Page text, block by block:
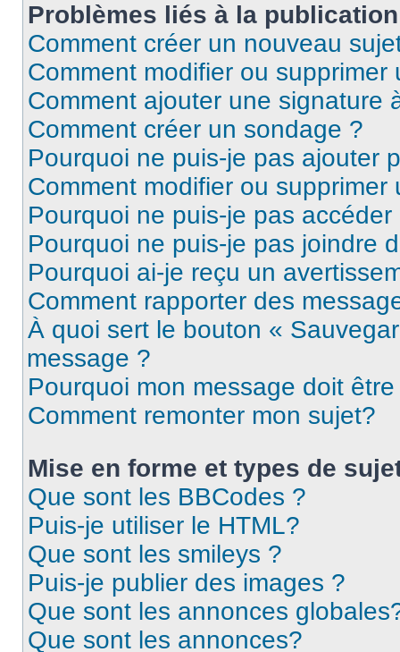
Problèmes liés à la
Comment créer un nouveau
Comment modifier ou supprimer
Comment ajouter une signature
Comment créer un sondage ?
Pourquoi ne puis-je pas ajouter
Comment modifier ou supprimer
Pourquoi ne puis-je pas
Pourquoi ne puis-je pas joindre
Pourquoi ai-je reçu un
Comment rapporter des
À quoi sert le bouton «
message ?
Pourquoi mon message doit
Comment remonter mon sujet?
Mise en forme et types de
Que sont les BBCodes ?
Puis-je utiliser le HTML?
Que sont les smileys ?
Puis-je publier des images ?
Que sont les annonces
Que sont les annonces?